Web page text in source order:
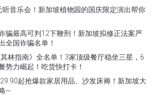
听音乐会！新加坡植物园的国庆限定演出帮你
骗最高可判12下鞭刑！新加坡拟修正法案严
全国诈骗名单！
林指南》全名单！3家顶级餐厅稳坐三星，6
势力崛起！吃货快打卡！
起抢爆款家居用品、沙发床褥！新加坡大
~